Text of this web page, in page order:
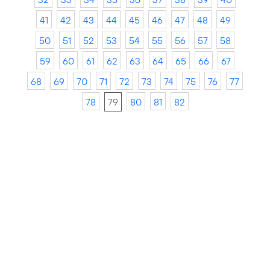
41
42 43 44 45 46 47 48
49
50
51 52 53 54 55 56 57
58
59
60 61 62 63 64 65 66
67
68
69 70 71 72 73 74 75 76
77
78
79 80 81 82